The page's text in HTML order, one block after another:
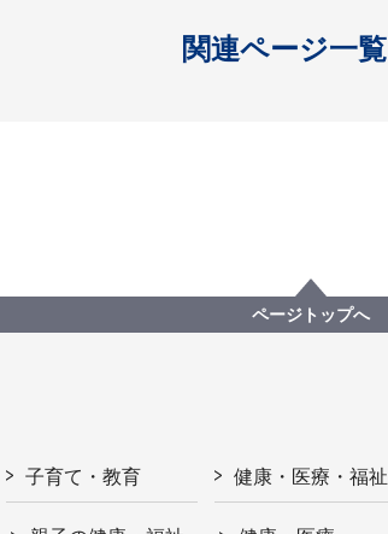
関連ページ一覧
開く
ページトップへ
子育て・教育 健康・医療・福祉